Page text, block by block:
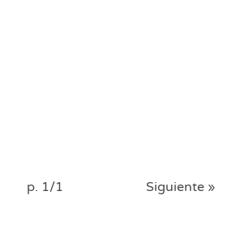
p. 1/1 Siguiente »